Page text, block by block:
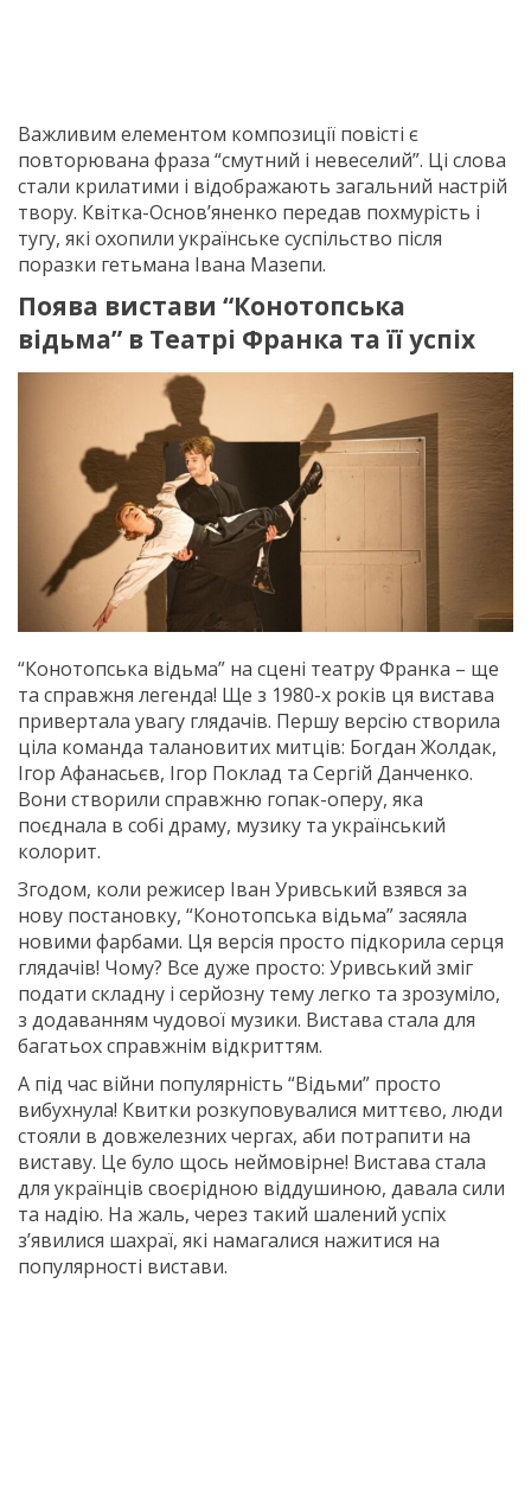
Важливим елементом композиції повісті є
повторювана фраза “смутний і невеселий”. Ці слова
стали крилатими і відображають загальний настрiй
твору. Квітка-Основ’яненко передав похмурість і
тугу, які охопили українське суспільство після
поразки гетьмана Івана Мазепи.
Поява вистави “Конотопська
відьма” в Театрі Франка та її успіх
“Конотопська відьма” на сцені театру Франка – ще
та справжня легенда! Ще з 1980-х років ця вистава
привертала увагу глядачів. Першу версію створила
ціла команда талановитих митців: Богдан Жолдак,
Ігор Афанасьєв, Ігор Поклад та Сергій Данченко.
Вони створили справжню гопак-оперу, яка
поєднала в собі драму, музику та український
колорит.
Згодом, коли режисер Іван Уривський взявся за
нову постановку, “Конотопська відьма” засяяла
новими фарбами. Ця версія просто підкорила серця
глядачів! Чому? Все дуже просто: Уривський зміг
подати складну і серйозну тему легко та зрозуміло,
з додаванням чудової музики. Вистава стала для
багатьох справжнім відкриттям.
А під час війни популярність “Відьми” просто
вибухнула! Квитки розкуповувалися миттєво, люди
стояли в довжелезних чергах, аби потрапити на
виставу. Це було щось неймовірне! Вистава стала
для українців своєрідною віддушиною, давала сили
та надію. На жаль, через такий шалений успіх
з’явилися шахраї, які намагалися нажитися на
популярності вистави.